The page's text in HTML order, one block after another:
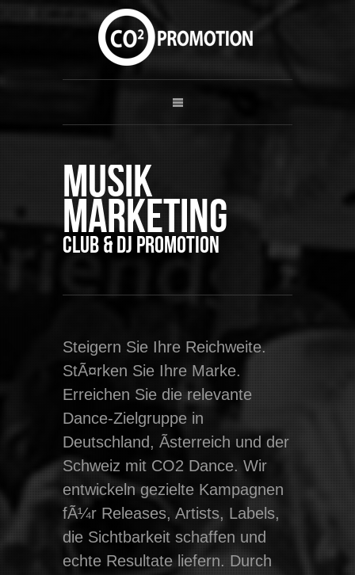
Musik
Marketing
Club & DJ Promotion
Steigern Sie Ihre Reichweite.
StÃ¤rken Sie Ihre Marke.
Erreichen Sie die relevante
Dance-Zielgruppe in
Deutschland, Ãsterreich und der
Schweiz mit CO2 Dance. Wir
entwickeln gezielte Kampagnen
fÃ¼r Releases, Artists, Labels,
die Sichtbarkeit schaffen und
echte Resultate liefern. Durch